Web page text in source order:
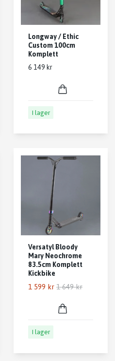
Longway / Ethic
Custom 100cm
Komplett
6 149 kr
I lager
Versatyl Bloody
Mary Neochrome
83.5cm Komplett
Kickbike
1 599 kr 1 649 kr
I lager